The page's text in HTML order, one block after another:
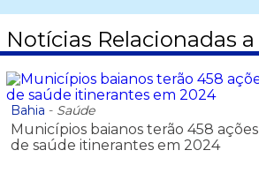
Notícias Relacionadas a
Bahia - Saúde
Municípios baianos terão 458 ações
de saúde itinerantes em 2024